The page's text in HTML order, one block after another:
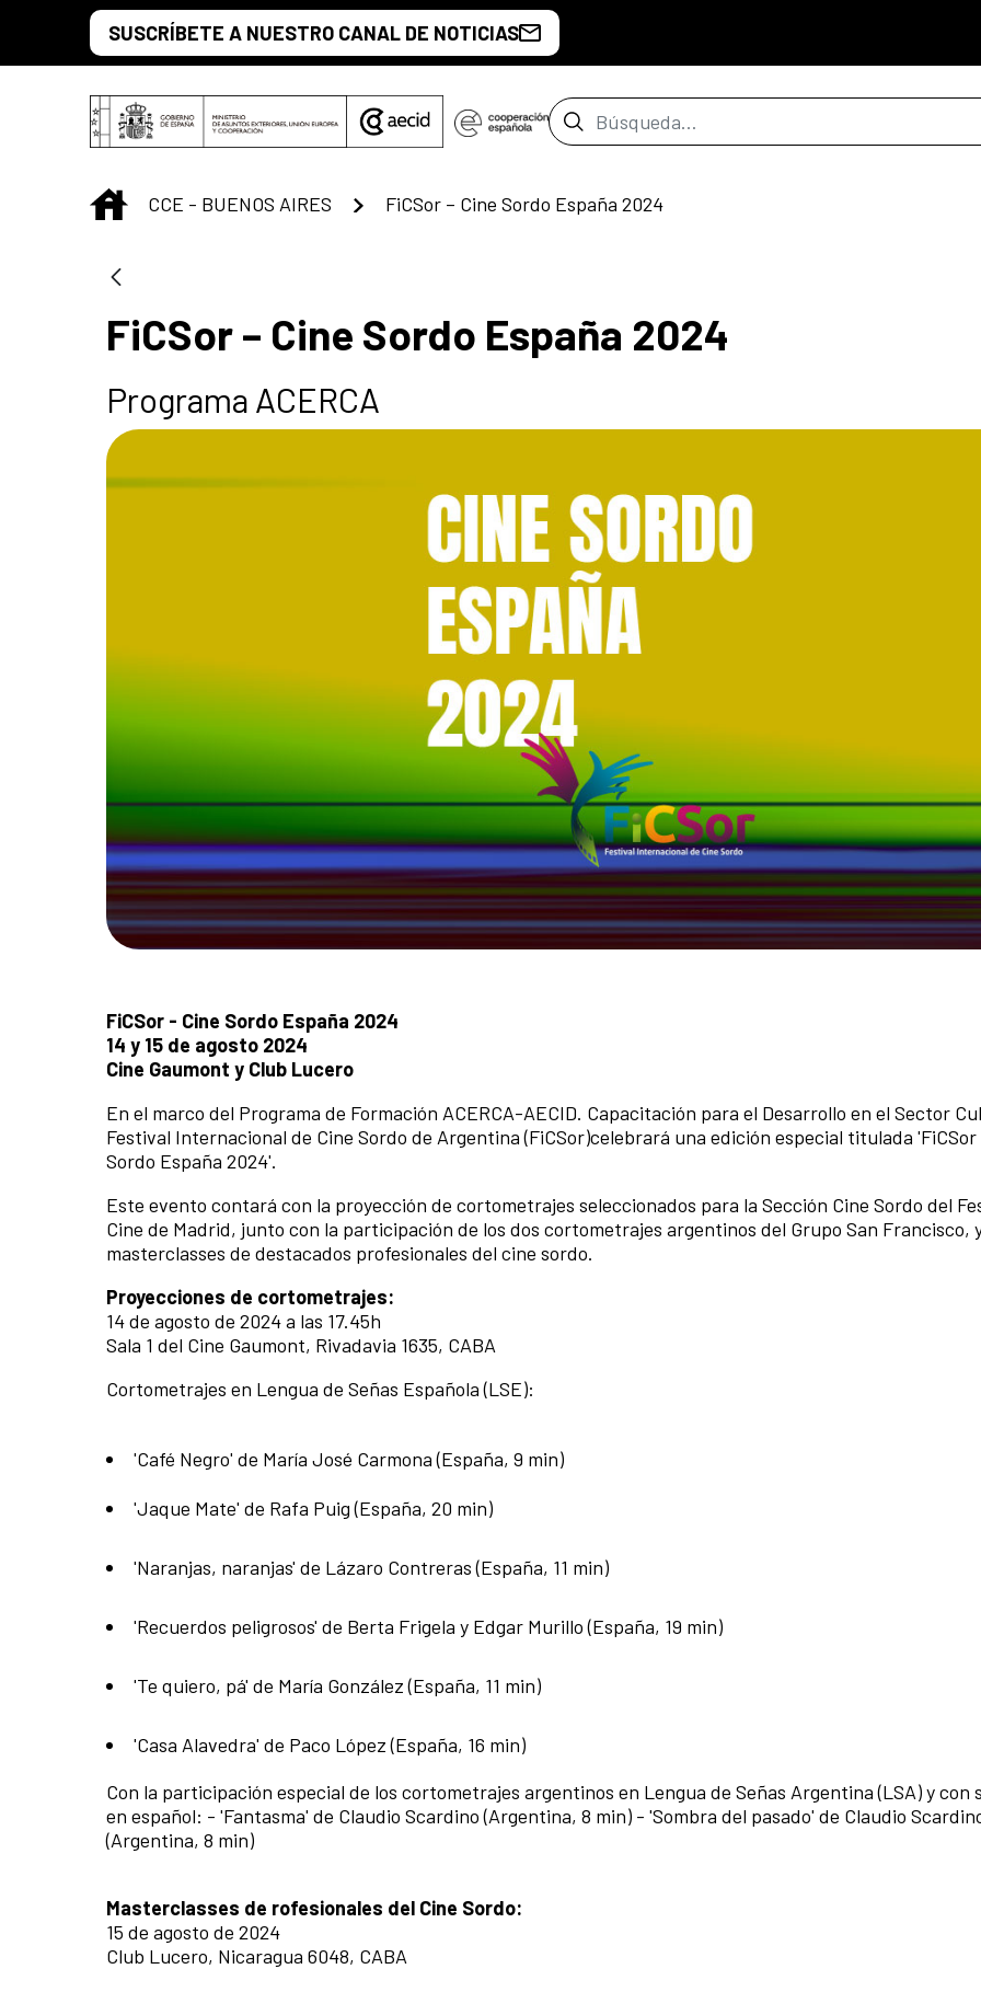
Saltar al contenido principal
SUSCRÍBETE A NUESTRO CANAL DE NOTICIAS
Barra de búsqueda
INICIO
CCE - BUENOS AIRES FiCSor – Cine Sordo España 2024
FiCSor – Cine Sordo España 2024
Programa ACERCA
FiCSor - Cine Sordo España 2024
14 y 15 de agosto 2024
Cine Gaumont y Club Lucero
En el marco del Programa de Formación ACERCA-AECID. Capacitación para el Desarrollo en el Sector
Festival Internacional de Cine Sordo de Argentina (FiCSor)celebrará una edición especial titulada 'FiCSor
Sordo España 2024'.
Este evento contará con la proyección de cortometrajes seleccionados para la Sección Cine Sordo del
Cine de Madrid, junto con la participación de los dos cortometrajes argentinos del Grupo San Francisco,
masterclasses de destacados profesionales del cine sordo.
Proyecciones de cortometrajes:
14 de agosto de 2024 a las 17.45h
Sala 1 del Cine Gaumont, Rivadavia 1635, CABA
Cortometrajes en Lengua de Señas Española (LSE):
'Café Negro' de María José Carmona (España, 9 min)
'Jaque Mate' de Rafa Puig (España, 20 min)
'Naranjas, naranjas' de Lázaro Contreras (España, 11 min)
'Recuerdos peligrosos' de Berta Frigela y Edgar Murillo (España, 19 min)
'Te quiero, pá' de María González (España, 11 min)
'Casa Alavedra' de Paco López (España, 16 min)
Con la participación especial de los cortometrajes argentinos en Lengua de Señas Argentina (LSA) y con
en español: - 'Fantasma' de Claudio Scardino (Argentina, 8 min) - 'Sombra del pasado' de Claudio
(Argentina, 8 min)
Masterclasses de rofesionales del Cine Sordo:
15 de agosto de 2024
Club Lucero, Nicaragua 6048, CABA